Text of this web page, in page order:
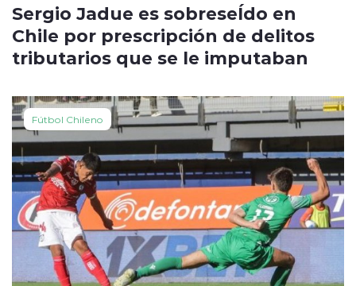
Sergio Jadue es sobreseÍdo en
Chile por prescripción de delitos
tributarios que se le imputaban
Fútbol Chileno